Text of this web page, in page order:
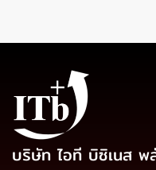
บริษัท ไอที บิซิเนส พ